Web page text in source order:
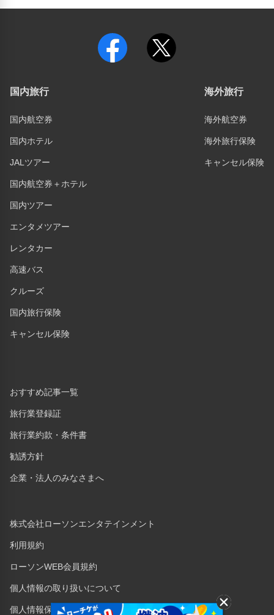
国内旅行
国内航空券
国内ホテル
JALツアー
国内航空券＋ホテル
国内ツアー
エンタメツアー
レンタカー
高速バス
クルーズ
国内旅行保険
キャンセル保険
おすすめ記事一覧
旅行業登録証
旅行業約款・条件書
勧誘方針
企業・法人のみなさまへ
株式会社ローソンエンタテインメント
利用規約
ローソンWEB会員規約
個人情報の取り扱いについて
個人情報保護方針
海外旅行
海外航空券
海外旅行保険
キャンセル保険